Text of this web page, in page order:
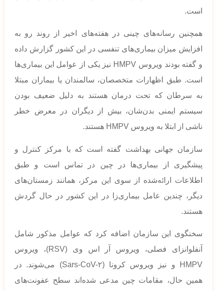
است.
همچنین رسانه‌های چینی در هفته‌های اخیر از روند رو به
افزایش میزان بیماری‌های تنفسی در این کشور گزارش داده
و گفته بودند ویروس HMPV نیز یکی از عوامل این بیماری‌ها
است. طبق اظهارات متخصصان، سالمندان یا بیماران مبتلا
به سرطان که تحت درمان هستند به دلیل ضعیف بودن
سیستم ایمنی بدن‌شان، بیش از دیگران در معرض خطر
ناشی از ابتلا به ویروس HMPV هستند.
سازمان جهانی بهداشت گفته است که با مرکز کنترل و
پیشگیری از بیماری‌ها در چین در تماس است و طبق
اطلاعات ارائه‌شده از سوی این مرکز، همانند زمستان‌های
دیگر، چندین عامل بیماری‌زا در این کشور در حال گردش
هستند.
سخنگوی این سازمان اضافه کرد که عوامل مذکور شامل
آنفلوانزای فصلی، ویروس آر اس وی (RSV)، ویروس
HMPV و نیز ویروس کرونا (Sars-CoV-۲) می‌شوند. در
همین حال، مقامات چین مدعی شده‌اند سطح عفونت‌های